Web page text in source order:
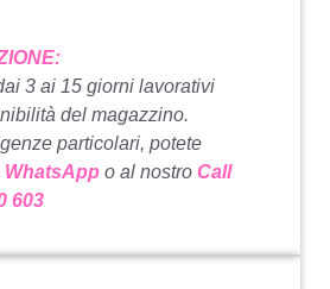
3 ai 15 giorni lavorativi
del magazzino.
particolari, potete
WhatsApp o al nostro Call
603